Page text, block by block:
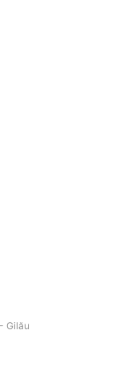
Gilău